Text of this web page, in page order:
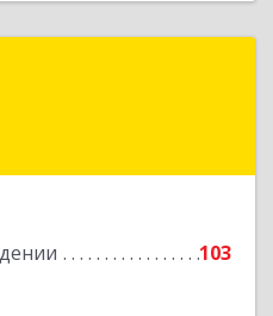
103
край, Новокубанск г,